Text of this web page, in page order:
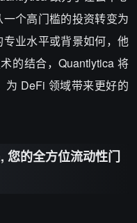
个高门槛的投资转变为
业水平或背景如何，他
的结合，Quantlytica 将
为 DeFi 领域带来更好的
的全方位流动性门